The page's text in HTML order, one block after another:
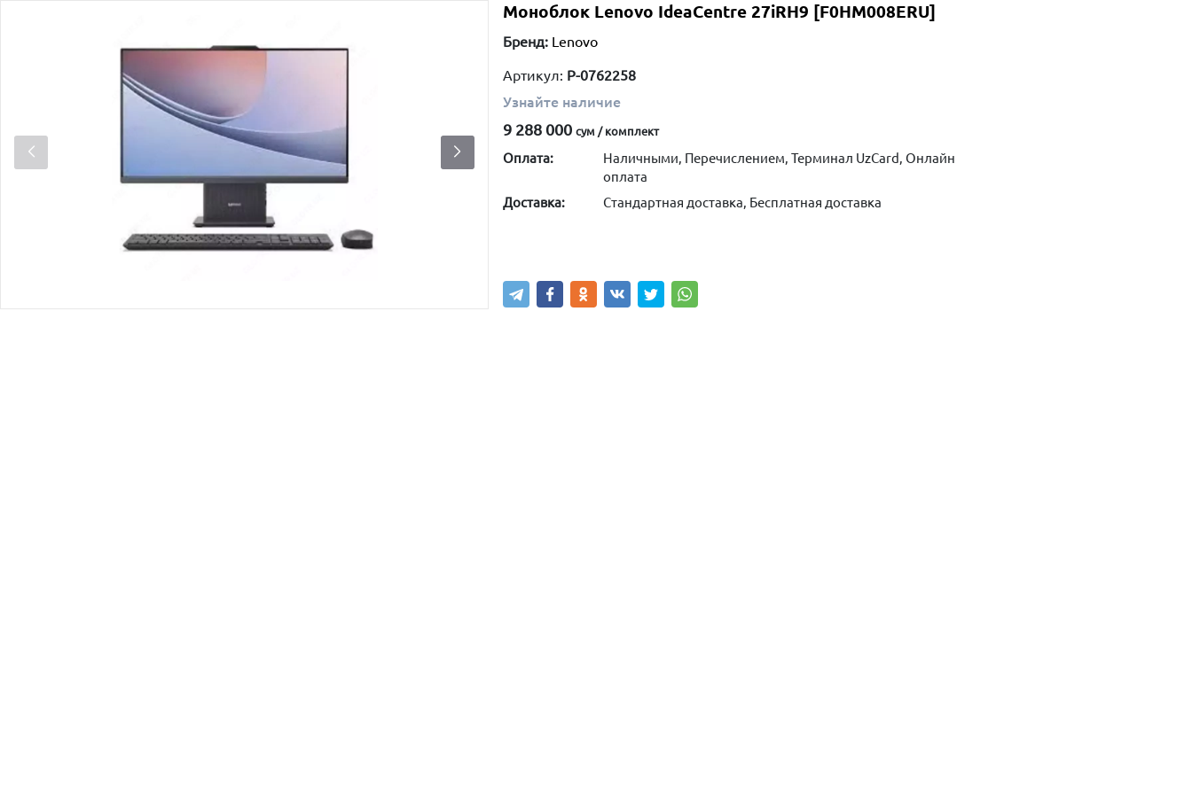
Моноблок Lenovo IdeaCentre 27iRH9 [F0HM008ERU]
Бренд: Lenovo
Артикул: P-0762258
Узнайте наличие
9 288 000 сум / комплект
Оплата:
Наличными, Перечислением, Терминал UzCard, Онлайн
оплата
Доставка:
Стандартная доставка, Бесплатная доставка